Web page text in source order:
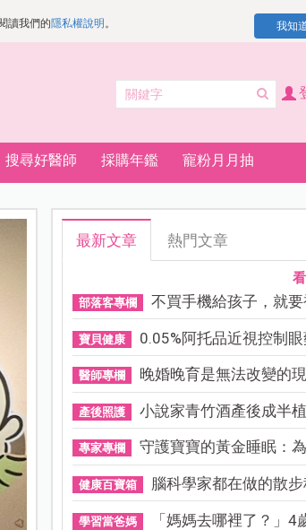
讀我們的隱私權說明 。 我知
搜尋好醫師 採購年鑑 寵粉月月抽
最新文章 熱門文章
部落客專欄 不買手機給孩子，就要被
寶貝健康 0.05%阿托品近視控制眼藥
醫師專欄 晚婚晚育是無法改變的
產後照護 小說家青竹酒產後成半
專家專欄 守護寶寶的黃金睡眠：
健康百寶箱 腦科學家都在做的散步秘
學習當爸媽 「媽媽去哪裡了？」4歲孩